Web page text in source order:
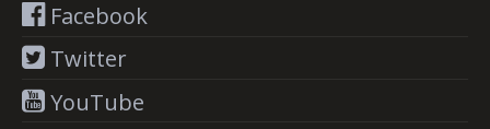
Facebook
Twitter
YouTube